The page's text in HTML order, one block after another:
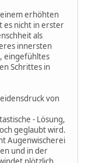
erhöhten
es nicht in erster
als
innersten
eingefühltes
Schrittes in
von
- Lösung,
geglaubt wird.
Augenwischerei
und in der